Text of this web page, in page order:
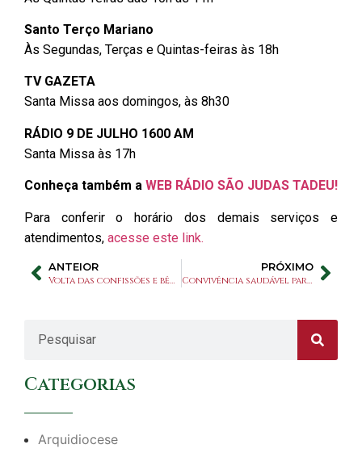
Santo Terço Mariano
Às Segundas, Terças e Quintas-feiras às 18h
TV GAZETA
Santa Missa aos domingos, às 8h30
RÁDIO 9 DE JULHO 1600 AM
Santa Missa às 17h
Conheça também a WEB RÁDIO SÃO JUDAS TADEU!
Para conferir o horário dos demais serviços e
atendimentos, acesse este link.
ANTEIOR
Volta das confissões e bênçãos na Capela
PRÓXIMO
Convivência saudável para 3ª idade no Projeto Bem Viver
Categorias
Arquidiocese